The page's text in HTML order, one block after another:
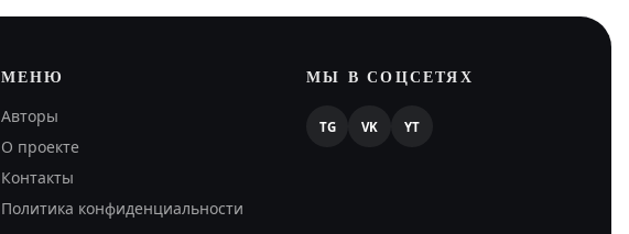
МЕНЮ
Авторы
О проекте
Контакты
Политика конфиденциальности
МЫ В СОЦСЕТЯХ
TG VK YT